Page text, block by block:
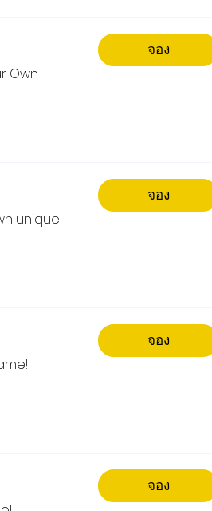
Own
จอง
unique
จอง
จอง
จอง